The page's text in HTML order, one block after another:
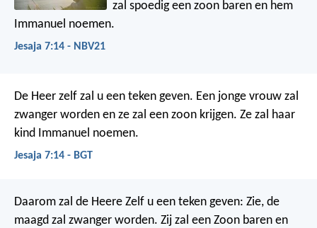
zal spoedig een zoon baren en hem
Immanuel noemen.
Jesaja 7:14 - NBV21
De Heer zelf zal u een teken geven. Een jonge vrouw zal
zwanger worden en ze zal een zoon krijgen. Ze zal haar
kind Immanuel noemen.
Jesaja 7:14 - BGT
Daarom zal de Heere Zelf u een teken geven: Zie, de
maagd zal zwanger worden. Zij zal een Zoon baren en